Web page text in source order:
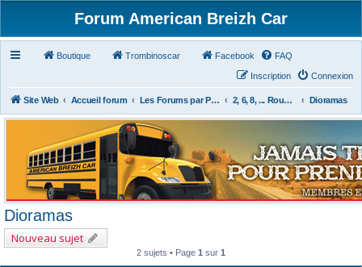
Forum American Breizh Car
Boutique Trombinoscar Facebook FAQ
Connexion
Inscription
Site Web Accueil forum Les Forums par Passion 2, 6, 8, ... Roues & Autres Dioramas
Dioramas
Nouveau sujet
2 sujets • Page 1 sur 1